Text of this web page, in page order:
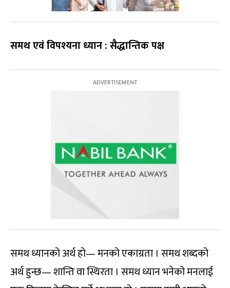
समथ एवं विपश्यना ध्यान : सैद्धान्तिक पक्ष
समथ ध्यानको अर्थ हो— मनको एकाग्रता । समथ शब्दको
अर्थ हुन्छ— शान्ति वा स्थिरता । समथ ध्यान भनेको मनलाई